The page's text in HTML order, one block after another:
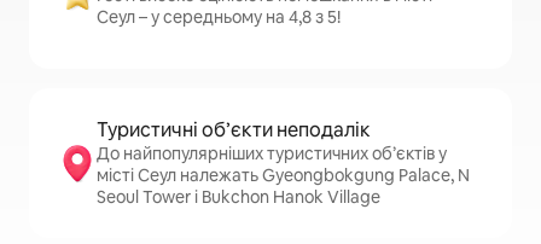
Сеул – у середньому на 4,8 з 5!
Туристичні об’єкти неподалік
До найпопулярніших туристичних об’єктів у
місті Сеул належать Gyeongbokgung Palace, N
Seoul Tower і Bukchon Hanok Village